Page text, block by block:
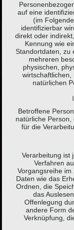
auf eine
(im
identifizierbar
direkt oder
Kennung wie
Standortdaten, zu
mehreren
physischen,
natürlichen
Betroffene
natürliche
für die
Verarbeitung ist
Verfahren
Vorgangsreihe
Daten wie das
Ordnen, die
das
Offenlegung
andere Form
Verknüpfung,